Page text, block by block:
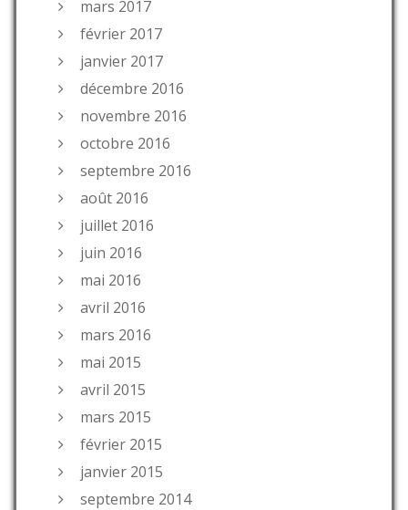
mars 2017
février 2017
janvier 2017
décembre 2016
novembre 2016
octobre 2016
septembre 2016
août 2016
juillet 2016
juin 2016
mai 2016
avril 2016
mars 2016
mai 2015
avril 2015
mars 2015
février 2015
janvier 2015
septembre 2014